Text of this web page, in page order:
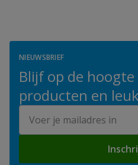
NIEUWSBRIEF
Blijf op de
producten en